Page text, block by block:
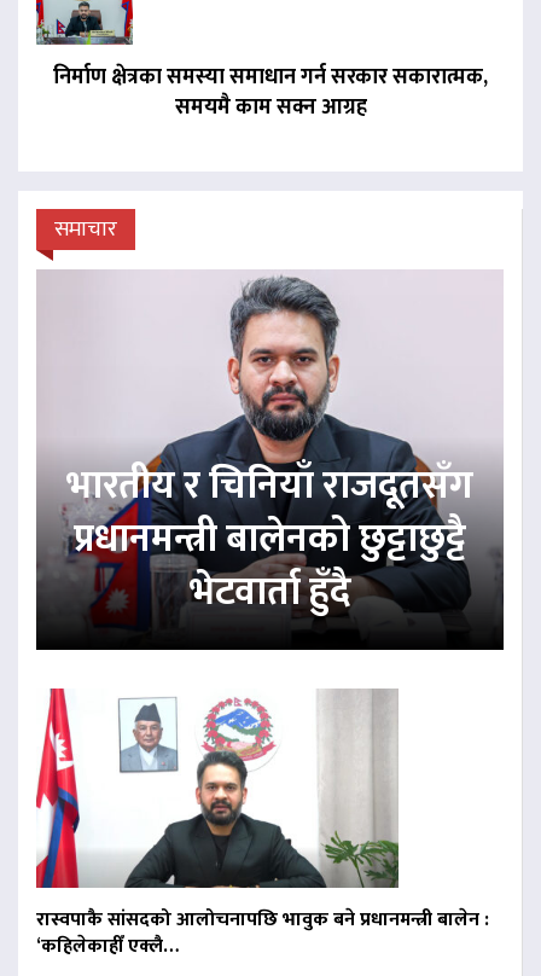
निर्माण क्षेत्रका समस्या समाधान गर्न सरकार सकारात्मक,
समयमै काम सक्न आग्रह
समाचार
भारतीय र चिनियाँ राजदूतसँग
प्रधानमन्त्री बालेनको छुट्टाछुट्टै
भेटवार्ता हुँदै
रास्वपाकै सांसदको आलोचनापछि भावुक बने प्रधानमन्त्री बालेन :
‘कहिलेकाहीँ एक्लै…